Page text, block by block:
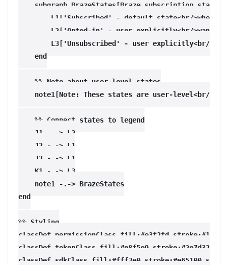
    subgraph BrazeStates[Braze subscription states]
L1['Subscribed' - default state<br/>when
L2['Opted-in' - user explicitly<br/>wants
L3['Unsubscribed' - user explicitly<br/
    end
    %% Note about user-level states
note1[Note: These states are user-level<br/
    %% Connect states to legend
    J1 -.-> L2
    J2 -.-> L1
    J3 -.-> L1
    K1 -.-> L3
    note1 -.-> BrazeStates
end
%% Styling
classDef permissionClass
classDef tokenClass
classDef sdkClass